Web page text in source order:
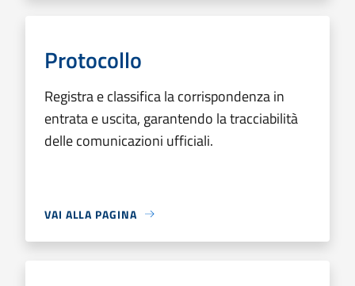
Protocollo
Registra e classifica la corrispondenza in
entrata e uscita, garantendo la tracciabilità
delle comunicazioni ufficiali.
VAI ALLA PAGINA